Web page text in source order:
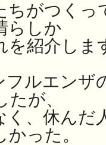
ちがつくっ
らしか
を紹介しま
ルエンザ
が、
く、休んだ
った。